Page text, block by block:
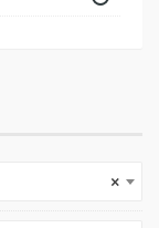
×